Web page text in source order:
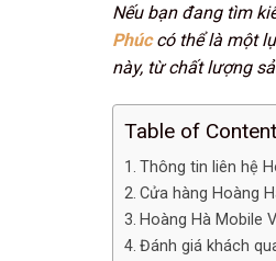
Nếu bạn đang tìm
Phúccó thể là một
này, từ chất lượng
Table of
Thông tin liên hệ
Cửa hàng Hoàng
Hoàng Hà Mobile
Đánh giá khách